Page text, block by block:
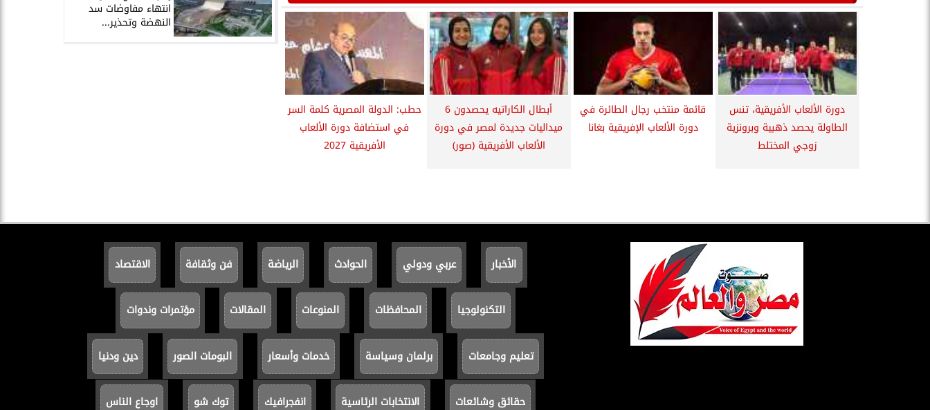
دورة الألعاب الأفريقية، تنس
الطاولة يحصد ذهبية وبرونزية
زوجي المختلط
قائمة منتخب رجال الطائرة في
دورة الألعاب الإفريقية بغانا
أبطال الكاراتيه يحصدون 6
ميداليات جديدة لمصر في دورة
الألعاب الأفريقية (صور)
حطب: الدولة المصرية كلمة السر
في استضافة دورة الألعاب
الأفريقية 2027
انتهاء مفاوضات سد
النهضة وتحذير...
الأخبار عربي ودولي الحوادث الرياضة فن وثقافة الاقتصاد
التكنولوجيا المحافظات المنوعات المقالات مؤتمرات وندوات
تعليم وجامعات برلمان وسياسة خدمات وأسعار البومات الصور دين ودنيا
حقائق وشائعات الانتخابات الرئاسية انفجرافيك توك شو اوجاع الناس